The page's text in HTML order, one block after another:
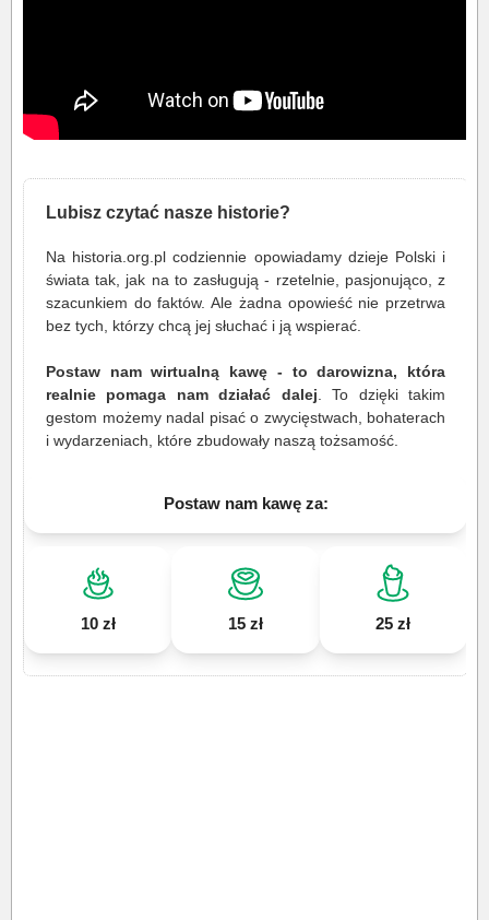
Lubisz czytać nasze historie?
Na historia.org.pl codziennie opowiadamy dzieje Polski i
świata tak, jak na to zasługują - rzetelnie, pasjonująco, z
szacunkiem do faktów. Ale żadna opowieść nie przetrwa
bez tych, którzy chcą jej słuchać i ją wspierać.
Postaw nam wirtualną kawę - to darowizna, która
realnie pomaga nam działać dalej . To dzięki takim
gestom możemy nadal pisać o zwycięstwach, bohaterach
i wydarzeniach, które zbudowały naszą tożsamość.
Postaw nam kawę za:
10 zł 15 zł 25 zł